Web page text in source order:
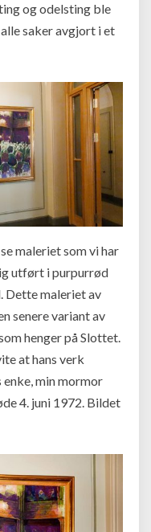
og odelsting ble
saker avgjort i et
maleriet som vi har
utført i purpurrød
Dette maleriet av
senere variant av
henger på Slottet.
at hans verk
enke, min mormor
4. juni 1972. Bildet